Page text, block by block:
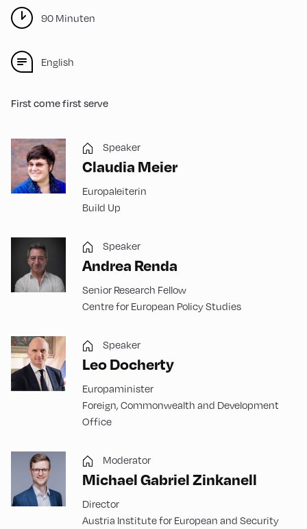
90 Minuten
English
First come first serve
Speaker
Claudia Meier
Europaleiterin
Build Up
Speaker
Andrea Renda
Senior Research Fellow
Centre for European Policy Studies
Speaker
Leo Docherty
Europaminister
Foreign, Commonwealth and Development
Office
Moderator
Michael Gabriel Zinkanell
Director
Austria Institute for European and Security